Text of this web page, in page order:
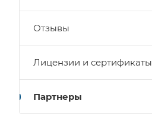
Отзывы
Лицензии и сертификаты
Партнеры